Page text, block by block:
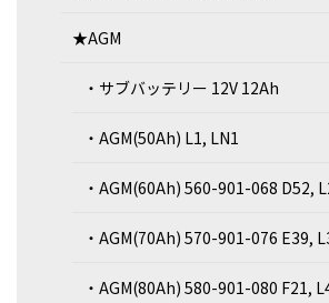
★AGM
・サブバッテリー 12V 12Ah
・AGM(50Ah) L1, LN1
・AGM(60Ah) 560-901-068 D52,
・AGM(70Ah) 570-901-076 E39,
・AGM(80Ah) 580-901-080 F21,